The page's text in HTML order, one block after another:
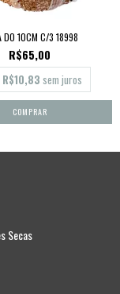
DO 10CM C/3 18998
R$65,00
R$10,83 sem juros
Secas